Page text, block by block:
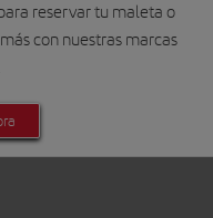
reservar tu maleta o
con nuestras marcas